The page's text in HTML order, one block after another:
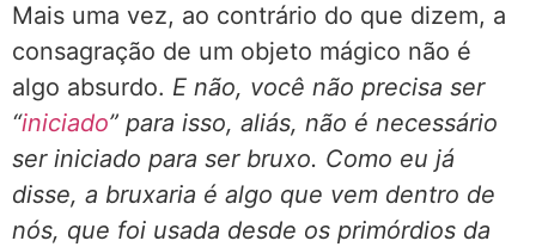
Mais uma vez, ao contrário do que dizem, a
consagração de um objeto mágico não é
algo absurdo. E não, você não precisa ser
“iniciado” para isso, aliás, não é necessário
ser iniciado para ser bruxo. Como eu já
disse, a bruxaria é algo que vem dentro de
nós, que foi usada desde os primórdios da